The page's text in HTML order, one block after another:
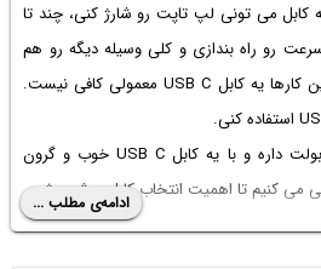
کابل می تونی لپ تاپت رو شارژ کنی، چند تا
رو راه بندازی و کلی وسیله دیگه رو هم
زمان استفاده کنی. البته برای این کارها یه کابل USB C معمولی کافی نیست.
در ادامه قابلیت هایی که تاندربولت داره و با یه کابل USB C خوب و گرون
می کنیم تا اهمیت انتخاب کابل روشن بشه.
ادامه‌ی مطلب ...